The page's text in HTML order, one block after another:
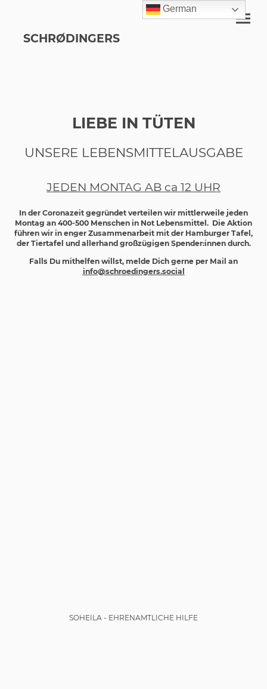
SCHRØDINGERS
LIEBE IN TÜTEN
UNSERE LEBENSMITTELAUSGABE
JEDEN MONTAG AB ca 12 UHR
In der Coronazeit gegründet verteilen wir mittlerweile jeden
Montag an 400-500 Menschen in Not Lebensmittel. Die Aktion
führen wir in enger Zusammenarbeit mit der Hamburger Tafel,
der Tiertafel und allerhand großzügigen Spender:innen durch.
Falls Du mithelfen willst, melde Dich gerne per Mail an
info@schroedingers.social
SOHEILA - EHRENAMTLICHE HILFE
German